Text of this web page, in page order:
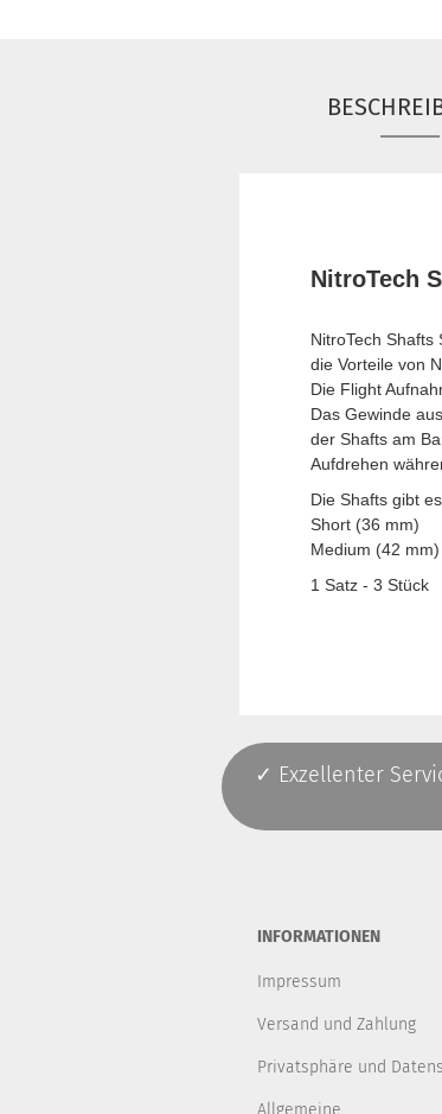
NitroTech
NitroTech Shafts
die Vorteile von
Die Flight
Das Gewinde
der Shafts am
Aufdrehen
Die Shafts gibt
Short (36 mm)
Medium (42 mm)
1 Satz - 3 Stück
✓ Exzellenter
INFORMATIONEN
Impressum
Versand und Zahlung
Privatsphäre und